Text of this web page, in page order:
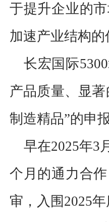
于提升企业的
加速产业结构
长宏国际
产品质量、显
制造精品”的申
早在2025年3
个月的通力合
审，入围2025